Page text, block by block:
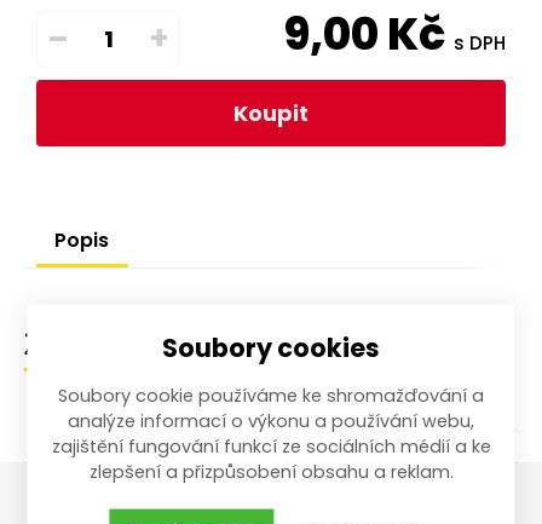
– + 9,00Kč s DPH
Koupit
Popis
Zařazení zbožíSoubory cookies
Soubory cookie používáme ke shromažďování a
analýze informací o výkonu a používání webu,
zajištění fungování funkcí ze sociálních médií a ke
zlepšení a přizpůsobení obsahu a reklam.